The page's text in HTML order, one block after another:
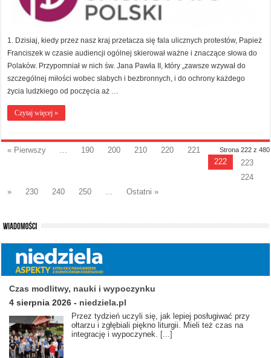
1. Dzisiaj, kiedy przez nasz kraj przetacza się fala ulicznych protestów, Papież
Franciszek w czasie audiencji ogólnej skierował ważne i znaczące słowa do
Polaków. Przypomniał w nich św. Jana Pawła II, który „zawsze wzywał do
szczególnej miłości wobec słabych i bezbronnych, i do ochrony każdego
życia ludzkiego od poczęcia aż …
Czytaj więcej »
Strona 222 z 480
« Pierwszy ... 190 200 210 220
221
222
223
224
»
230 240 250 ... Ostatni »
Czas modlitwy, nauki i wypoczynku
4 sierpnia 2026 - niedziela.pl
Przez tydzień uczyli się, jak lepiej posługiwać przy
ołtarzu i zgłębiali piękno liturgii. Mieli też czas na
integrację i wypoczynek. [...]